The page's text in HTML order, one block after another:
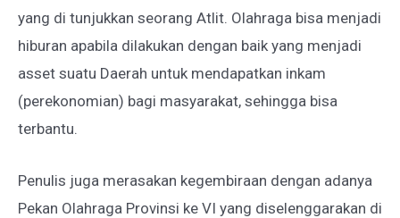
yang di tunjukkan seorang Atlit. Olahraga bisa menjadi
hiburan apabila dilakukan dengan baik yang menjadi
asset suatu Daerah untuk mendapatkan inkam
(perekonomian) bagi masyarakat, sehingga bisa
terbantu.
Penulis juga merasakan kegembiraan dengan adanya
Pekan Olahraga Provinsi ke VI yang diselenggarakan di